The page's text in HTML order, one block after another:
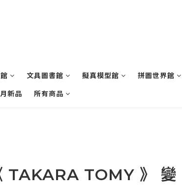
文具圖書館 擬真模型館 拼圖世界館
新品 所有商品
TAKARA TOMY 》 變